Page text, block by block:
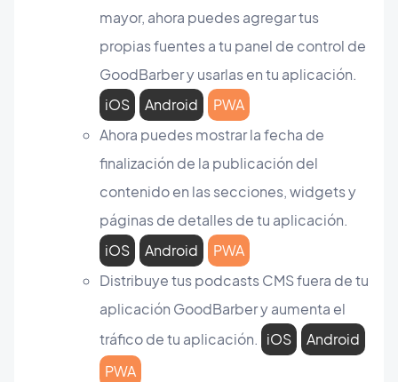
mayor, ahora puedes agregar tus
propias fuentes a tu panel de control de
GoodBarber y usarlas en tu aplicación.
iOS
Android
PWA
Ahora puedes mostrar la fecha de
finalización de la publicación del
contenido en las secciones, widgets y
páginas de detalles de tu aplicación.
iOS
Android
PWA
Distribuye tus podcasts CMS fuera de tu
aplicación GoodBarber y aumenta el
tráfico de tu aplicación. iOS
Android
PWA